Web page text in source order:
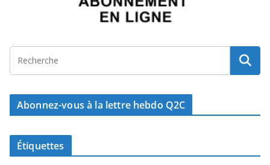
Abonnez-vous à la lettre hebdo Q2C
Étiquettes